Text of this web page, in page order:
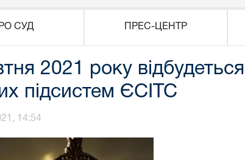
СУД ПРЕС-ЦЕНТР
2021 року
підсистем ЄСІТС
14:54